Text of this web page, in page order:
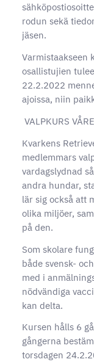
rodun sekä
jäsen.
Varmistaakseen
osallistujien
22.2.2022
ajoissa, niin
VALPKURS
Kvarkens
medlemmars
vardagslydnad
andra hundar,
lär sig också att
olika miljöer,
på den.
Som skolare
både svensk-
med i
nödvändiga
kan delta.
Kursen hålls 6
gångerna
torsdagen